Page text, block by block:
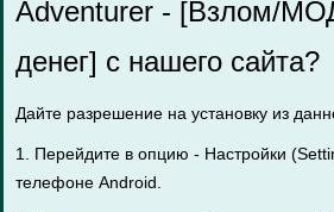
Adventurer - [Взлом/
денег] с нашего сайта?
Дайте разрешение на установку из
1. Перейдите в опцию - Настройки
телефоне Android.